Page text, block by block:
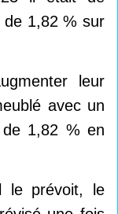
de 1,82 % sur
leur
avec un
de 1,82 % en
le prévoit, le